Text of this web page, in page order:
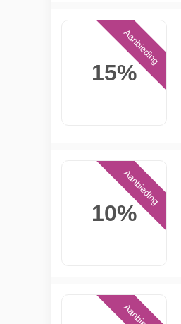
15%
Aanbieding
10%
Aanbieding